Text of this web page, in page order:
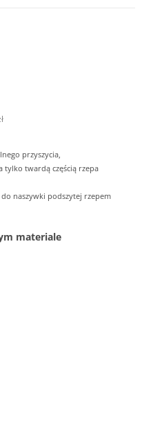
przyszycia,
tylko twardą częścią rzepa
naszywki podszytej rzepem
materiale